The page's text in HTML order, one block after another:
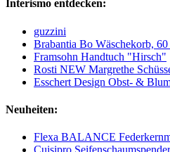
Interismo entdecken:
guzzini
Brabantia Bo Wäschekorb,
Framsohn Handtuch "Hirsch"
Rosti NEW Margrethe
Esschert Design Obst- &
Neuheiten:
Flexa BALANCE